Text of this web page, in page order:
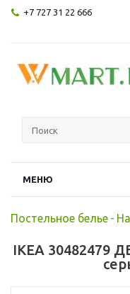
+7 727 31 22 666
МЕНЮ
Постельное белье -
IKEA 30482479